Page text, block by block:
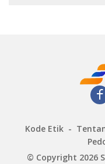
Kode Etik
© Copyright 2026